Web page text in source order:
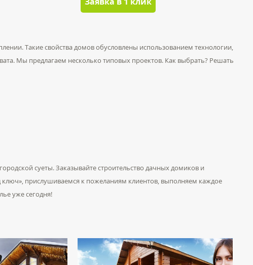
Такие свойства домов обусловлены использованием технологии,
Мы предлагаем несколько типовых проектов. Как выбрать? Решать
суеты. Заказывайте строительство дачных домиков и
прислушиваемся к пожеланиям клиентов, выполняем каждое
уже сегодня!